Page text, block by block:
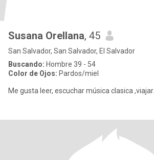
Susana Orellana, 45
San Salvador, San Salvador, El Salvador
Buscando: Hombre 39 - 54
Color de Ojos: Pardos/miel
Me gusta leer, escuchar música clasica ,viajar.